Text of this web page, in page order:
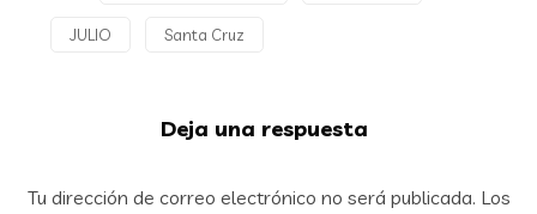
JULIO Santa Cruz
Deja una respuesta
Tu dirección de correo electrónico no será publicada. Los